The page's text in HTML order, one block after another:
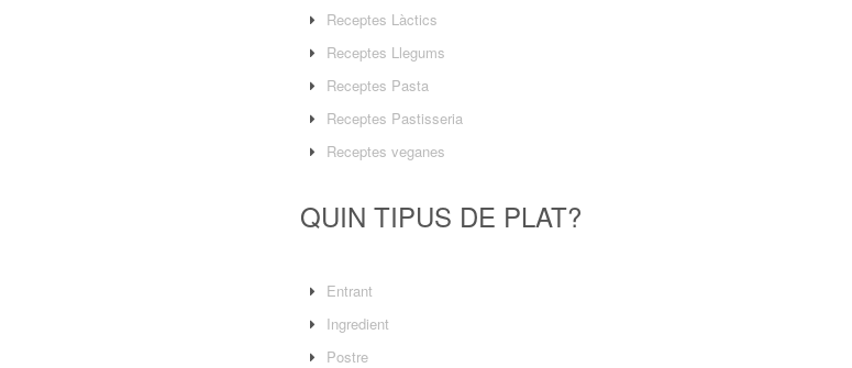
Receptes Làctics
Receptes Llegums
Receptes Pasta
Receptes Pastisseria
Receptes veganes
QUIN TIPUS DE PLAT?
Entrant
Ingredient
Postre